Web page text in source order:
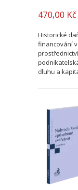
470,00 Kč
Historické
financování
dluhu a